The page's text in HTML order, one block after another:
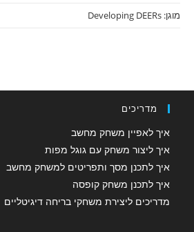
מוגן: Developing DEERs
מדריכים
איך לאפיין משחק מחשב
איך ליצור משחק עם גוגל מפות
איך לתכנן מסך ותפריטים למשחק מחשב
איך לתכנן משחק קופסה
מדריכים ליצירת משחקי בריחה דיגיטליים